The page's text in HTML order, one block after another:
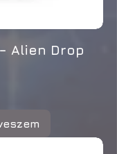
– Alien Drop